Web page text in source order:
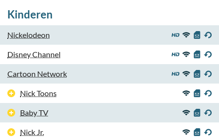
Kinderen
Nickelodeon
Disney Channel
Cartoon Network
Nick Toons
Baby TV
Nick Jr.